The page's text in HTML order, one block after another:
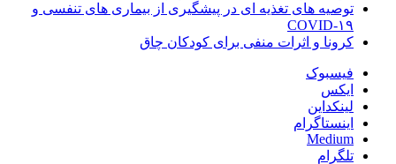
توصیه های تغذیه ای در پیشگیری از بیماری های تنفسی و
COVID-۱۹
کرونا و اثرات منفی برای کودکان چاق
فیسبوک
ایکس
لینکداین
اینستاگرام
Medium
تلگرام